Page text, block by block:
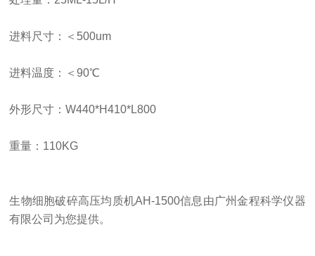
进料尺寸：＜ 500um
进料温度：＜90℃
外形尺寸：W440*H410*L800
重量： 110KG
生物细胞破碎高压均质机AH-1500信息由广州金程科学仪器
有限公司为您提供。